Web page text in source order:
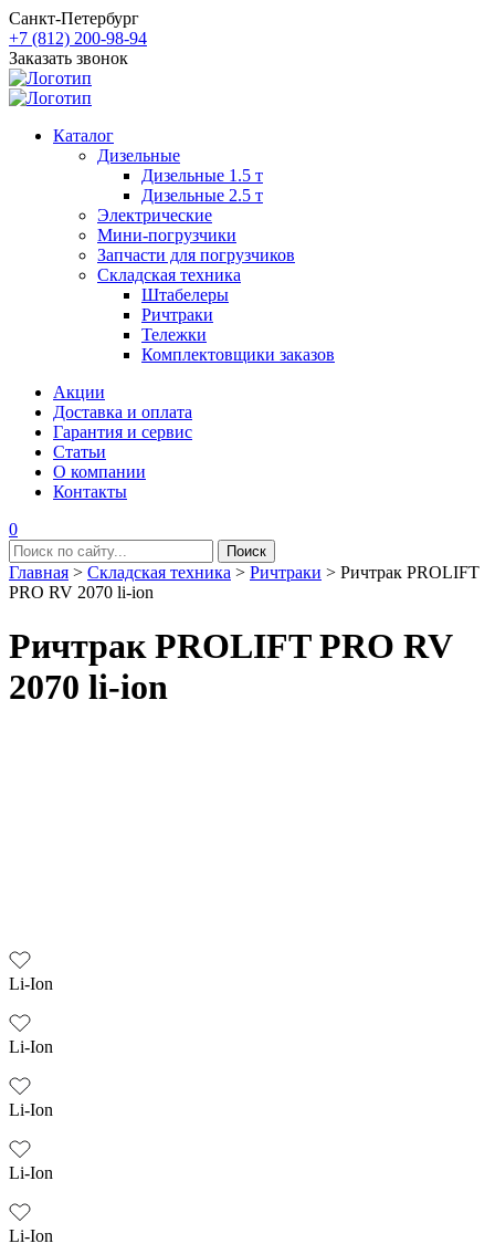
Санкт-Петербург
+7 (812) 200-98-94
Заказать звонок
Каталог
Дизельные
Дизельные 1.5 т
Дизельные 2.5 т
Электрические
Мини-погрузчики
Запчасти для погрузчиков
Складская техника
Штабелеры
Ричтраки
Тележки
Комплектовщики заказов
Акции
Доставка и оплата
Гарантия и сервис
Статьи
О компании
Контакты
0
Главная > Складская техника > Ричтраки > Ричтрак PROLIFT
PRO RV 2070 li-ion
Ричтрак PROLIFT PRO RV
2070 li-ion
Li-Ion
Li-Ion
Li-Ion
Li-Ion
Li-Ion